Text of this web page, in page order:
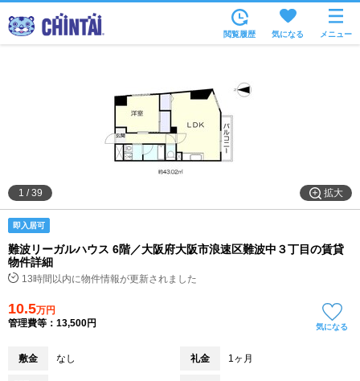
家賃相場から
通勤通学時間から
物件特集から
閲覧履歴 気になる メニュー
拡大
1 /39
即入居可
難波リーガルハウス 6階／大阪府大阪市浪速区難波中３丁目の賃貸
物件詳細
13時間以内に物件情報が更新されました
10.5万円
管理費等：13,500円
気になる
敷金 なし 礼金 1ヶ月